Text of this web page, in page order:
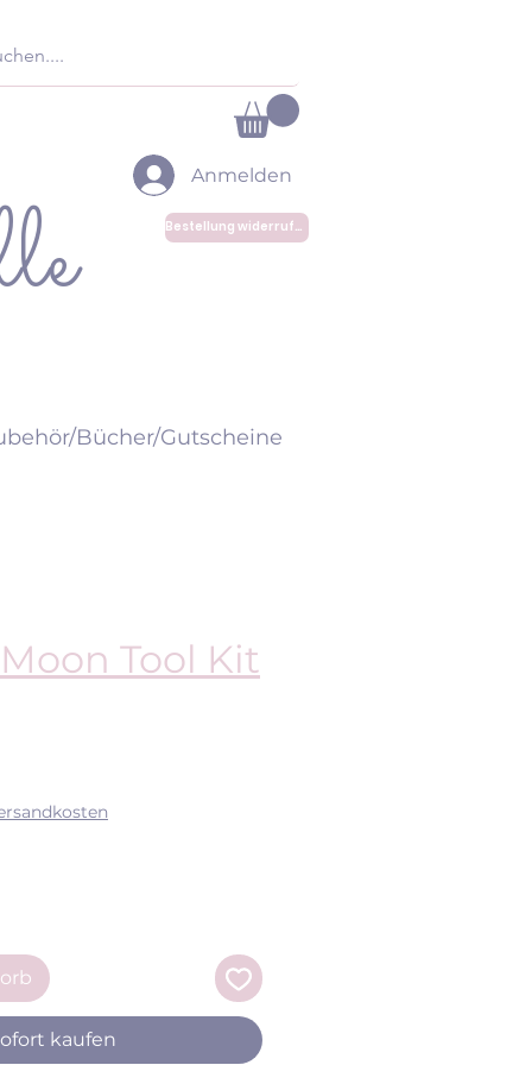
Anmelden
Bestellung widerrufen
Bücher/Gutscheine
Tool Kit
kaufen